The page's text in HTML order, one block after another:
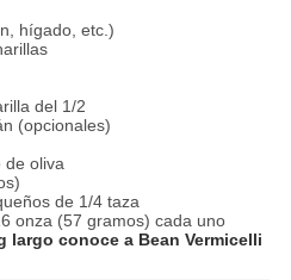
hígado, etc.)
del 1/2
(opcionales)
de oliva
de 1/4 taza
onza (57 gramos) cada uno
largo conoce a Bean Vermicelli